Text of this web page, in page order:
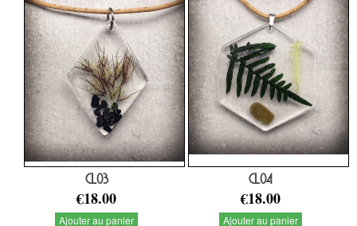
CL03
€18.00
Ajouter au panier
CL04
€18.00
Ajouter au panier